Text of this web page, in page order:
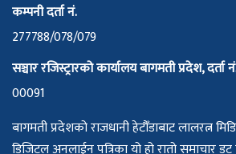
कम्पनी दर्ता नं.
277788/078/079
सञ्चार रजिस्ट्रारको कार्यालय बागमती प्रदेश, दर्ता
00091
बागमती प्रदेशको राजधानी हेटौँडाबाट लालरत्न
डिजिटल अनलाईन पत्रिका यो हो रातो समाचार